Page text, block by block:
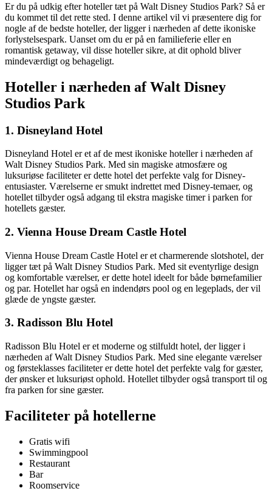
Er du på udkig efter hoteller tæt på Walt Disney Studios Park? Så er
du kommet til det rette sted. I denne artikel vil vi præsentere dig for
nogle af de bedste hoteller, der ligger i nærheden af dette ikoniske
forlystelsespark. Uanset om du er på en familieferie eller en
romantisk getaway, vil disse hoteller sikre, at dit ophold bliver
mindeværdigt og behageligt.
Hoteller i nærheden af Walt Disney
Studios Park
1. Disneyland Hotel
Disneyland Hotel er et af de mest ikoniske hoteller i nærheden af
Walt Disney Studios Park. Med sin magiske atmosfære og
luksuriøse faciliteter er dette hotel det perfekte valg for Disney-
entusiaster. Værelserne er smukt indrettet med Disney-temaer, og
hotellet tilbyder også adgang til ekstra magiske timer i parken for
hotellets gæster.
2. Vienna House Dream Castle Hotel
Vienna House Dream Castle Hotel er et charmerende slotshotel, der
ligger tæt på Walt Disney Studios Park. Med sit eventyrlige design
og komfortable værelser, er dette hotel ideelt for både børnefamilier
og par. Hotellet har også en indendørs pool og en legeplads, der vil
glæde de yngste gæster.
3. Radisson Blu Hotel
Radisson Blu Hotel er et moderne og stilfuldt hotel, der ligger i
nærheden af Walt Disney Studios Park. Med sine elegante værelser
og førsteklasses faciliteter er dette hotel det perfekte valg for gæster,
der ønsker et luksuriøst ophold. Hotellet tilbyder også transport til og
fra parken for sine gæster.
Faciliteter på hotellerne
Gratis wifi
Swimmingpool
Restaurant
Bar
Roomservice